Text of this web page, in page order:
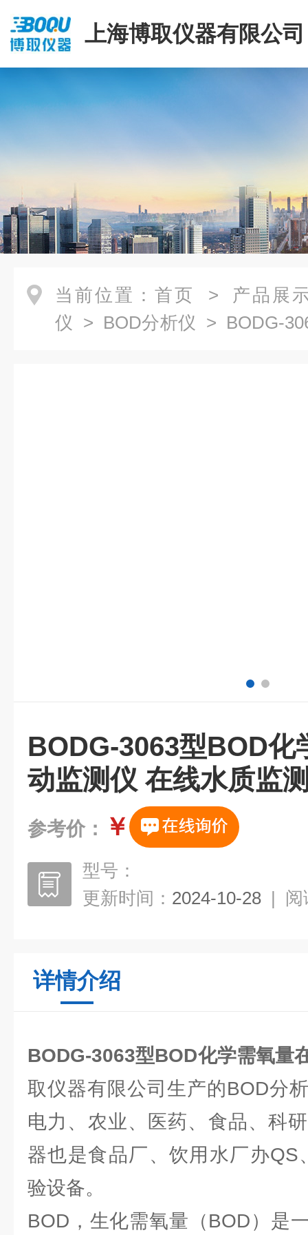
上海博取仪器有限公司
当前位置： 首页 > 产品展
仪 > BOD分析仪 > BODG-
BODG-3063型BOD化
动监测仪 在线水质监
参考价： ￥
型号：
更新时间： 2024-10-28 | 阅
详情介绍
BODG-3063型BOD化学需氧量
取仪器有限公司生产的BOD分
电力、农业、医药、食品、科
器也是食品厂、饮用水厂办QS
验设备。
BOD，生化需氧量（BOD）是